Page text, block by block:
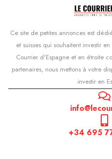
Ce site de petites annonces est
et suisses qui souhaitent investir
Courrier d'Espagne et en étroite
partenaires, nous mettons à votre
investir en
+34 695